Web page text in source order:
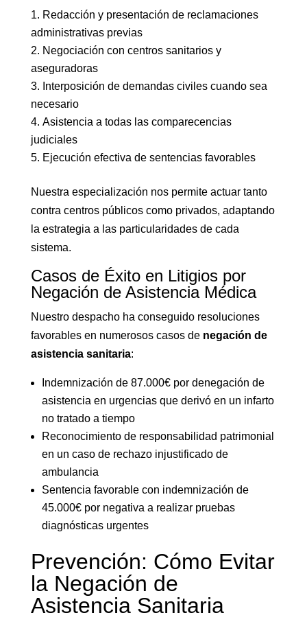
Redacción y presentación de reclamaciones
administrativas previas
Negociación con centros sanitarios y
aseguradoras
Interposición de demandas civiles cuando sea
necesario
Asistencia a todas las comparecencias
judiciales
Ejecución efectiva de sentencias favorables
Nuestra especialización nos permite actuar tanto
contra centros públicos como privados, adaptando
la estrategia a las particularidades de cada
sistema.
Casos de Éxito en Litigios por
Negación de Asistencia Médica
Nuestro despacho ha conseguido resoluciones
favorables en numerosos casos de negación de
asistencia sanitaria:
Indemnización de 87.000€ por denegación de
asistencia en urgencias que derivó en un infarto
no tratado a tiempo
Reconocimiento de responsabilidad patrimonial
en un caso de rechazo injustificado de
ambulancia
Sentencia favorable con indemnización de
45.000€ por negativa a realizar pruebas
diagnósticas urgentes
Prevención: Cómo Evitar
la Negación de
Asistencia Sanitaria